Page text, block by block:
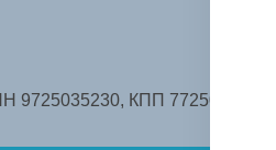
КПП 772501001.